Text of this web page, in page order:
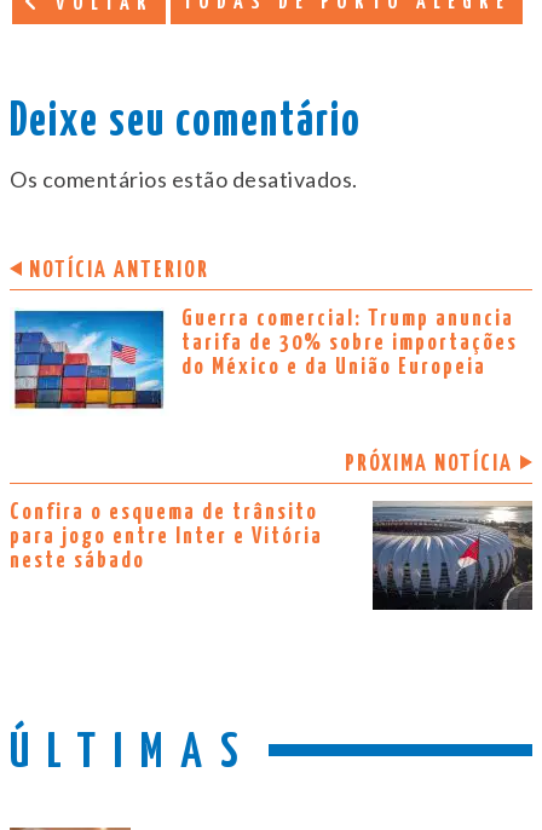
VOLTAR
Deixe seu comentário
Os comentários estão desativados.
NOTÍCIA ANTERIOR
Guerra comercial: Trump anuncia
tarifa de 30% sobre importações
do México e da União Europeia
PRÓXIMA NOTÍCIA
Confira o esquema de trânsito
para jogo entre Inter e Vitória
neste sábado
ÚLTIMAS